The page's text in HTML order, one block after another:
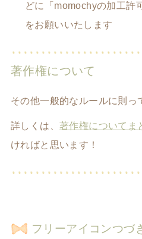
どに「momochyの加工許
をお願いいたします
著作権について
その他一般的なルールに則っ
詳しくは、 著作権についてま
ければと思います！
フリーアイコンつづ